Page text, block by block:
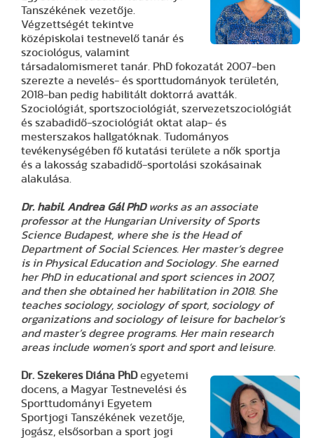
Tanszékének vezetője.
Végzettségét tekintve
középiskolai testnevelő tanár és
szociológus, valamint
társadalomismeret tanár. PhD fokozatát 2007-ben
szerezte a nevelés- és sporttudományok területén,
2018-ban pedig habilitált doktorrá avatták.
Szociológiát, sportszociológiát, szervezetszociológiát
és szabadidő-szociológiát oktat alap- és
mesterszakos hallgatóknak. Tudományos
tevékenységében fő kutatási területe a nők sportja
és a lakosság szabadidő-sportolási szokásainak
alakulása.
Dr. habil. Andrea Gál PhDworks as an associate
professor at the Hungarian University of Sports
Science Budapest, where she is the Head of
Department of Social Sciences. Her master’s degree
is in Physical Education and Sociology. She earned
her PhD in educational and sport sciences in 2007,
and then she obtained her habilitation in 2018. She
teaches sociology, sociology of sport, sociology of
organizations and sociology of leisure for bachelor’s
and master’s degree programs. Her main research
areas include women’s sport and sport and leisure.
Dr. Szekeres Diána PhDegyetemi
docens, a Magyar Testnevelési és
Sporttudományi Egyetem
Sportjogi Tanszékének vezetője,
jogász, elsősorban a sport jogi